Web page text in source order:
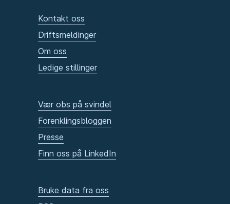
Kontakt oss
Driftsmeldinger
Om oss
Ledige stillinger
Vær obs på svindel
Forenklingsbloggen
Presse
Finn oss på LinkedIn
Bruke data fra oss